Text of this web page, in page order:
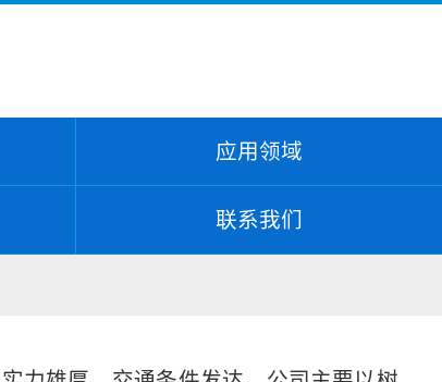
应用领域
联系我们